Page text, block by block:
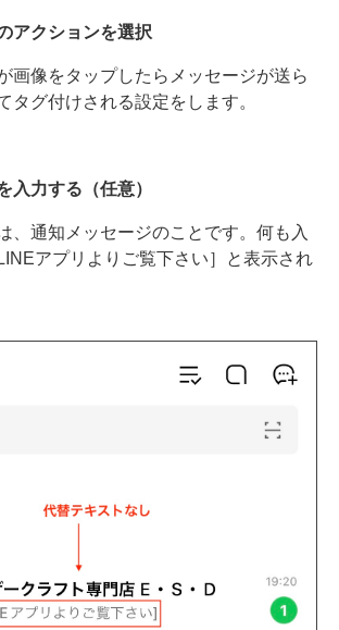
アクションを選択
画像をタップしたらメッセージが送ら
タグ付けされる設定をします。
力する（任意）
、通知メッセージのことです。何も入
アプリよりご覧下さい］と表示され